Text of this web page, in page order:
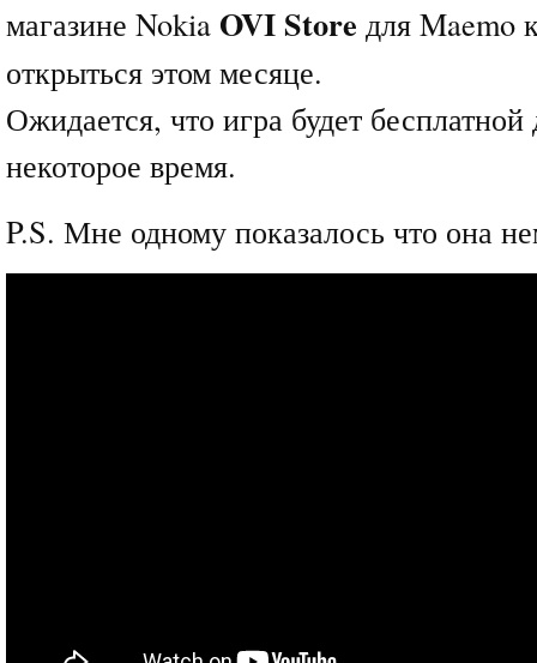
магазине Nokia OVI Store для Maemo
открыться этом месяце.
Ожидается, что игра будет бесплатной
некоторое время.
P.S. Мне одному показалось что она